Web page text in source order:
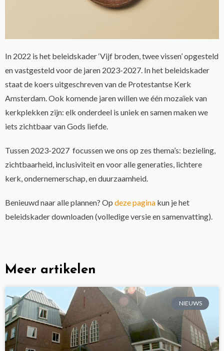
In 2022 is het beleidskader ‘Vijf broden, twee vissen’ opgesteld
en vastgesteld voor de jaren 2023-2027. In het beleidskader
staat de koers uitgeschreven van de Protestantse Kerk
Amsterdam. Ook komende jaren willen we één mozaïek van
kerkplekken zijn: elk onderdeel is uniek en samen maken we
iets zichtbaar van Gods liefde.
Tussen 2023-2027 focussen we ons op zes thema’s: bezieling,
zichtbaarheid, inclusiviteit en voor alle generaties, lichtere
kerk, ondernemerschap, en duurzaamheid.
Benieuwd naar alle plannen? Op deze pagina kun je het
beleidskader downloaden (volledige versie en samenvatting).
Meer artikelen
NIEUWS